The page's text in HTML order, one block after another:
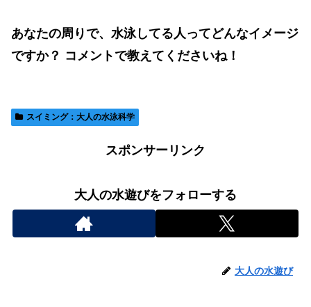
あなたの周りで、水泳してる人ってどんなイメージ
ですか？ コメントで教えてくださいね！
スイミング：大人の水泳科学
スポンサーリンク
大人の水遊びをフォローする
大人の水遊び